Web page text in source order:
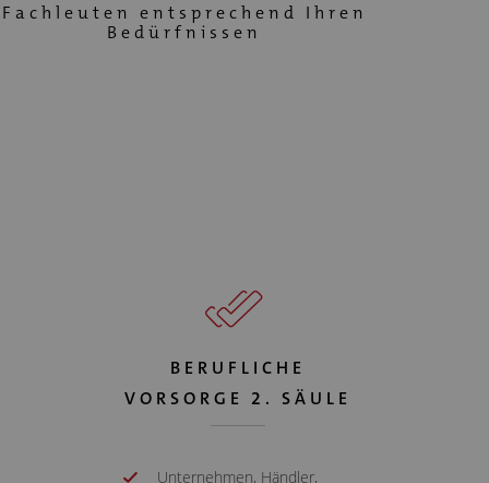
Fachleuten entsprechend Ihren
Bedürfnissen
BERUFLICHE
VORSORGE 2. SÄULE
Unternehmen, Händler,